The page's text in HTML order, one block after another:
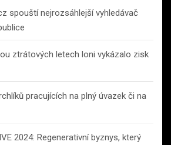
spouští nejrozsáhlejší vyhledávač
ztrátových letech loni vykázalo zisk
pracujících na plný úvazek či na
2024: Regenerativní byznys, který